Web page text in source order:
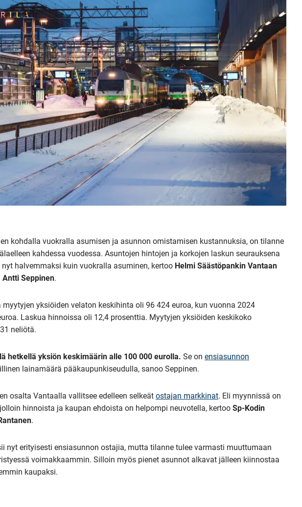
kohdalla vuokralla asumisen ja asunnon omistamisen kustannuksia, on tilanne
kahdessa vuodessa. Asuntojen hintojen ja korkojen laskun seurauksena
halvemmaksi kuin vuokralla asuminen, kertoo Helmi Säästöpankin Vantaan
Seppinen.
yksiöiden velaton keskihinta oli 96 424 euroa, kun vuonna 2024
Laskua hinnoissa oli 12,4 prosenttia. Myytyjen yksiöiden keskikoko
neliötä.
hetkellä yksiön keskimäärin alle 100 000 eurolla. Se on ensiasunnon
lainamäärä pääkaupunkiseudulla, sanoo Seppinen.
osalta Vantaalla vallitsee edelleen selkeät ostajan markkinat. Eli myynnissä on
hinnoista ja kaupan ehdoista on helpompi neuvotella, kertoo Sp-Kodin
.
nyt erityisesti ensiasunnon ostajia, mutta tilanne tulee varmasti muuttumaan
voimakkaammin. Silloin myös pienet asunnot alkavat jälleen kiinnostaa
kaupaksi.